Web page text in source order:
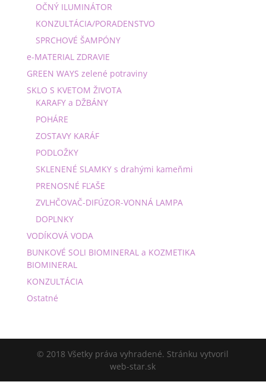
OČNÝ ILUMINÁTOR
KONZULTÁCIA/PORADENSTVO
SPRCHOVÉ ŠAMPÓNY
e-MATERIAL ZDRAVIE
GREEN WAYS zelené potraviny
SKLO S KVETOM ŽIVOTA
KARAFY a DŽBÁNY
POHÁRE
ZOSTAVY KARÁF
PODLOŽKY
SKLENENÉ SLAMKY s drahými kameňmi
PRENOSNÉ FĽAŠE
ZVLHČOVAČ-DIFÚZOR-VONNÁ LAMPA
DOPLNKY
VODÍKOVÁ VODA
BUNKOVÉ SOLI BIOMINERAL a KOZMETIKA
BIOMINERAL
KONZULTÁCIA
Ostatné
© 2018 Všetky práva vyhradené. Stránku vytvoril
web-star.sk